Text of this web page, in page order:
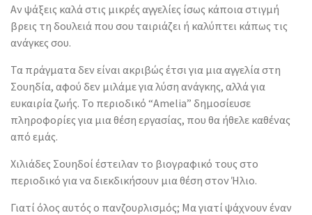
Αν ψάξεις καλά στις μικρές αγγελίες ίσως κάποια στιγμή
βρεις τη δουλειά που σου ταιριάζει ή καλύπτει κάπως τις
ανάγκες σου.
Τα πράγματα δεν είναι ακριβώς έτσι για μια αγγελία στη
Σουηδία, αφού δεν μιλάμε για λύση ανάγκης, αλλά για
ευκαιρία ζωής. Το περιοδικό “Amelia” δημοσίευσε
πληροφορίες για μια θέση εργασίας, που θα ήθελε καθένας
από εμάς.
Χιλιάδες Σουηδοί έστειλαν το βιογραφικό τους στο
περιοδικό για να διεκδικήσουν μια θέση στον Ήλιο.
Γιατί όλος αυτός ο πανζουρλισμός; Μα γιατί ψάχνουν έναν